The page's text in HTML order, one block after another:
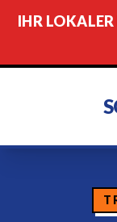
IHR LOKALER